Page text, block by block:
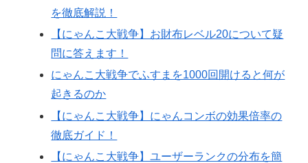
を徹底解説！
【にゃんこ大戦争】お財布レベル20について疑
問に答えます！
にゃんこ大戦争でふすまを1000回開けると何が
起きるのか
【にゃんこ大戦争】にゃんコンボの効果倍率の
徹底ガイド！
【にゃんこ大戦争】ユーザーランクの分布を簡